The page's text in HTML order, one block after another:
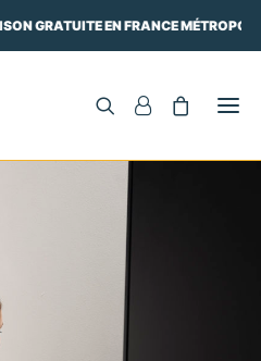
GRATUITE EN FRANCE